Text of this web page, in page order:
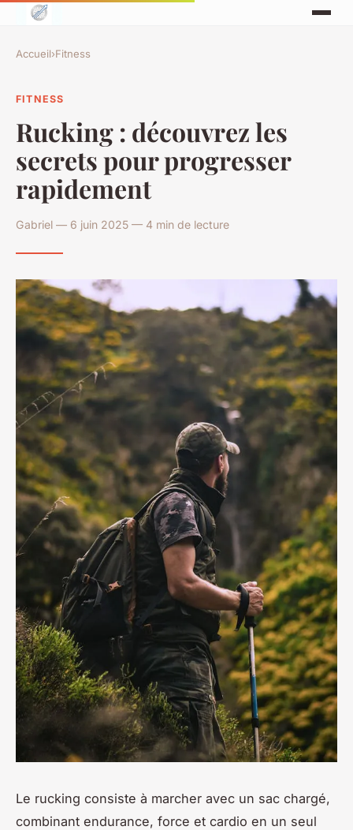
Accueil›Fitness
FITNESS
Rucking : découvrez les
secrets pour progresser
rapidement
Gabriel — 6 juin 2025 — 4 min de lecture
Le rucking consiste à marcher avec un sac chargé,
combinant endurance, force et cardio en un seul